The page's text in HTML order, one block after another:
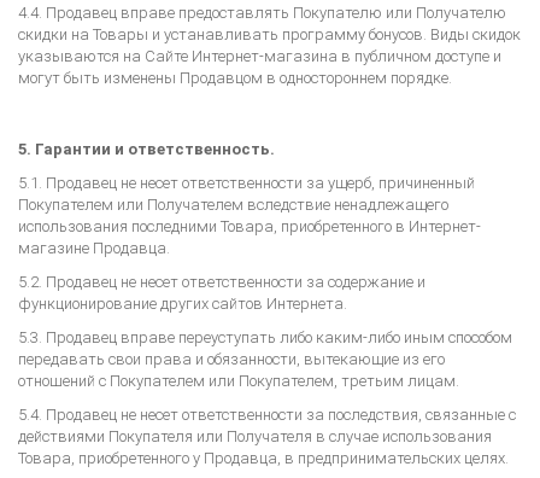
4.4. Продавец вправе предоставлять Покупателю или Получателю
скидки на Товары и устанавливать программу бонусов. Виды скидок
указываются на Сайте Интернет-магазина в публичном доступе и
могут быть изменены Продавцом в одностороннем порядке.
5. Гарантии и ответственность.
5.1. Продавец не несет ответственности за ущерб, причиненный
Покупателем или Получателем вследствие ненадлежащего
использования последними Товара, приобретенного в Интернет-
магазине Продавца.
5.2. Продавец не несет ответственности за содержание и
функционирование других сайтов Интернета.
5.3. Продавец вправе переуступать либо каким-либо иным способом
передавать свои права и обязанности, вытекающие из его
отношений с Покупателем или Покупателем, третьим лицам.
5.4. Продавец не несет ответственности за последствия, связанные с
действиями Покупателя или Получателя в случае использования
Товара, приобретенного у Продавца, в предпринимательских целях.